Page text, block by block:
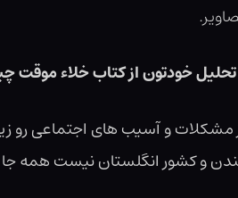
تحلیل خودتون از کتاب خلاء
و آسیب های اجتماعی رو زیر
و کشور انگلستان نیست همه